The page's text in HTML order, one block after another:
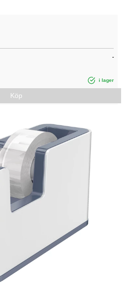
i lager
Köp